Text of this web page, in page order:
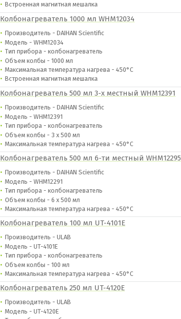
Встроенная магнитная мешалка
Колбонагреватель 1000 мл WHM12034
Производитель - DAIHAN Scientific
Модель - WHM12034
Тип прибора - колбонагреватель
Объем колбы - 1000 мл
Максимальная температура нагрева - 450°С
Встроенная магнитная мешалка
Колбонагреватель 500 мл 3-х местный WHM12391
Производитель - DAIHAN Scientific
Модель - WHM12391
Тип прибора - колбонагреватель
Объем колбы - 3 х 500 мл
Максимальная температура нагрева - 450°С
Колбонагреватель 500 мл 6-ти местный WHM12295
Производитель - DAIHAN Scientific
Модель - WHM12291
Тип прибора - колбонагреватель
Объем колбы - 6 х 500 мл
Максимальная температура нагрева - 450°С
Колбонагреватель 100 мл UT-4101E
Производитель - ULAB
Модель - UT-4101E
Тип прибора - колбонагреватель
Объем колбы - 100 мл
Максимальная температура нагрева - 450°С
Колбонагреватель 250 мл UT-4120E
Производитель - ULAB
Модель - UT-4120E